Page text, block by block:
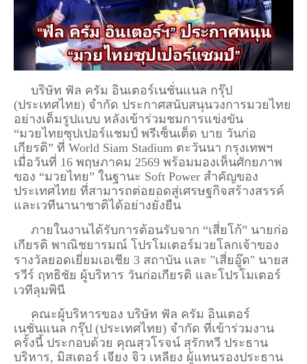
บริษัท ฟัล ครัม อินเตอร์เนชั่นแนล กรุ๊ป
(ประเทศไทย) จำกัด ประกาศสนับสนุนวงการมวยไทย
อย่างเต็มรูปแบบ หลังเข้าร่วมชมการแข่งขัน
“มวยไทยซุปเปอร์แชมป์ พรีเซ็นเต็ด บาย วันก่อ
เกียรติ” ที่ World Siam Stadium ตะวันนา กรุงเทพฯ
เมื่อวันที่ 16 พฤษภาคม 2569 พร้อมมองเห็นศักยภาพ
ของ “มวยไทย” ในฐานะ Soft Power สำคัญของ
ประเทศไทย ที่สามารถต่อยอดสู่เศรษฐกิจสร้างสรรค์
และเวทีนานาชาติได้อย่างยั่งยืน
ภายในงานได้รับการต้อนรับจาก “เสี่ยโก้” นายก่อ
เกียรติ พาณิชยารมณ์ โปรโมเตอร์มวยโลกเจ้าของ
รางวัลยอดเยี่ยมเอเชีย 3 สถาบัน และ "เสี่ยอู๊ด" นายส
รวีร์ ฤทธิชัย ผู้บริหาร วันก่อเกียรติ และโปรโมเตอร์
เวทีลุมพินี
คณะผู้บริหารของ บริษัท ฟัล ครัม อินเตอร์
เนชั่นแนล กรุ๊ป (ประเทศไทย) จำกัด ที่เข้าร่วมงาน
ครั้งนี้ ประกอบด้วย คุณสุวโรจน์ สุรักทวี ประธาน
บริหาร, มิสเตอร์ เจียง จิว เหลียง ผู้แทนรองประธาน